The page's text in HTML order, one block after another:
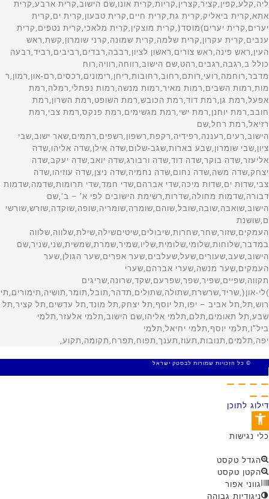
© כל הזכויות שמורות לבסטק ישראל
דילוג לתוכן
פתח סרגל נגישות
כלי נגישות
הגדל טקסט
הקטן טקסט
גווני אפור
ניגודיות גבוהה